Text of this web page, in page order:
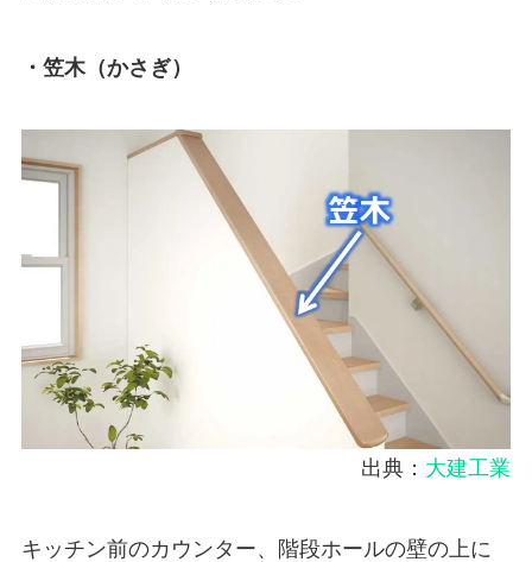
・笠木（かさぎ）
出典： 大建工業
キッチン前のカウンター、階段ホールの壁の上に